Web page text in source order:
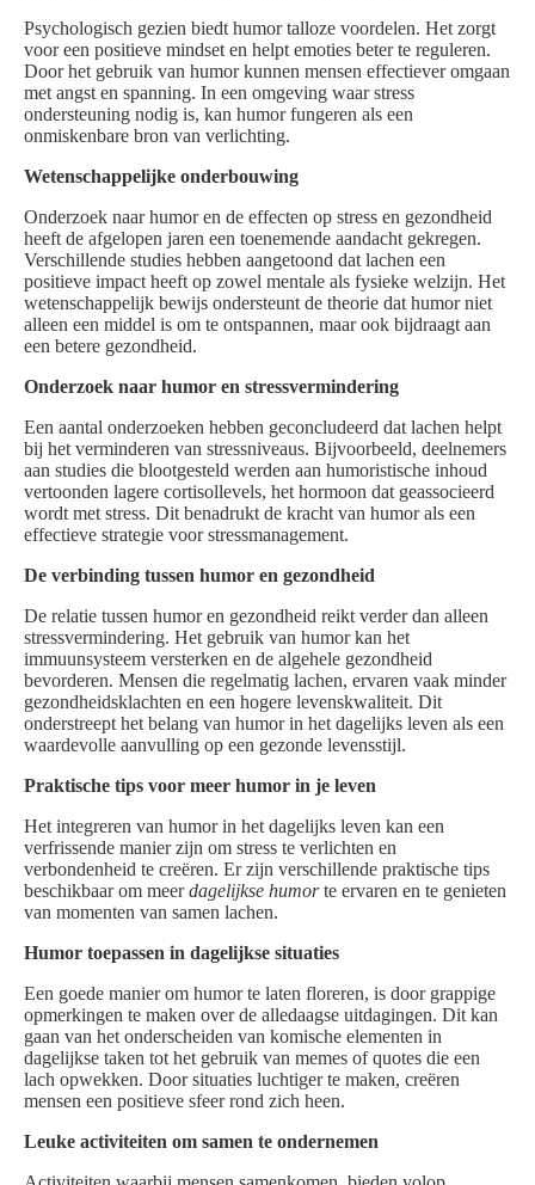
Psychologisch gezien biedt humor talloze voordelen. Het zorgt
voor een positieve mindset en helpt emoties beter te reguleren.
Door het gebruik van humor kunnen mensen effectiever omgaan
met angst en spanning. In een omgeving waar stress
ondersteuning nodig is, kan humor fungeren als een
onmiskenbare bron van verlichting.
Wetenschappelijke onderbouwing
Onderzoek naar humor en de effecten op stress en gezondheid
heeft de afgelopen jaren een toenemende aandacht gekregen.
Verschillende studies hebben aangetoond dat lachen een
positieve impact heeft op zowel mentale als fysieke welzijn. Het
wetenschappelijk bewijs ondersteunt de theorie dat humor niet
alleen een middel is om te ontspannen, maar ook bijdraagt aan
een betere gezondheid.
Onderzoek naar humor en stressvermindering
Een aantal onderzoeken hebben geconcludeerd dat lachen helpt
bij het verminderen van stressniveaus. Bijvoorbeeld, deelnemers
aan studies die blootgesteld werden aan humoristische inhoud
vertoonden lagere cortisollevels, het hormoon dat geassocieerd
wordt met stress. Dit benadrukt de kracht van humor als een
effectieve strategie voor stressmanagement.
De verbinding tussen humor en gezondheid
De relatie tussen humor en gezondheid reikt verder dan alleen
stressvermindering. Het gebruik van humor kan het
immuunsysteem versterken en de algehele gezondheid
bevorderen. Mensen die regelmatig lachen, ervaren vaak minder
gezondheidsklachten en een hogere levenskwaliteit. Dit
onderstreept het belang van humor in het dagelijks leven als een
waardevolle aanvulling op een gezonde levensstijl.
Praktische tips voor meer humor in je leven
Het integreren van humor in het dagelijks leven kan een
verfrissende manier zijn om stress te verlichten en
verbondenheid te creëren. Er zijn verschillende praktische tips
beschikbaar om meerdagelijkse humorte ervaren en te genieten
van momenten van samen lachen.
Humor toepassen in dagelijkse situaties
Een goede manier om humor te laten floreren, is door grappige
opmerkingen te maken over de alledaagse uitdagingen. Dit kan
gaan van het onderscheiden van komische elementen in
dagelijkse taken tot het gebruik van memes of quotes die een
lach opwekken. Door situaties luchtiger te maken, creëren
mensen een positieve sfeer rond zich heen.
Leuke activiteiten om samen te ondernemen